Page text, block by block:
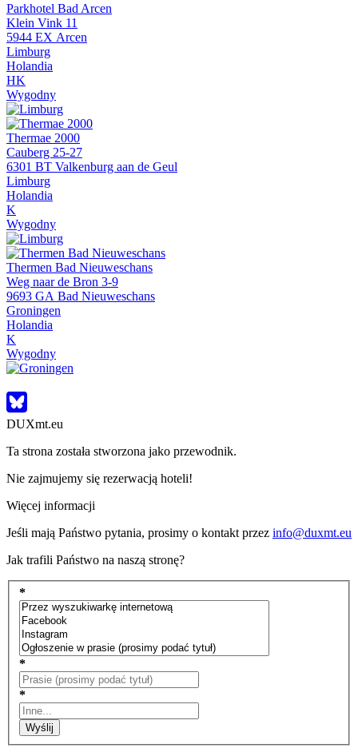
Parkhotel Bad Arcen
Klein Vink 11
5944 EX Arcen
Limburg
Holandia
HK
Wygodny
Thermae 2000
Cauberg 25-27
6301 BT Valkenburg aan de Geul
Limburg
Holandia
K
Wygodny
Thermen Bad Nieuweschans
Weg naar de Bron 3-9
9693 GA Bad Nieuweschans
Groningen
Holandia
K
Wygodny
DUXmt.eu
Ta strona została stworzona jako przewodnik.
Nie zajmujemy się rezerwacją hoteli!
Więcej informacji
Jeśli mają Państwo pytania, prosimy o kontakt przez info@duxmt.eu
Jak trafili Państwo na naszą stronę?
*
*
*
Wyślij